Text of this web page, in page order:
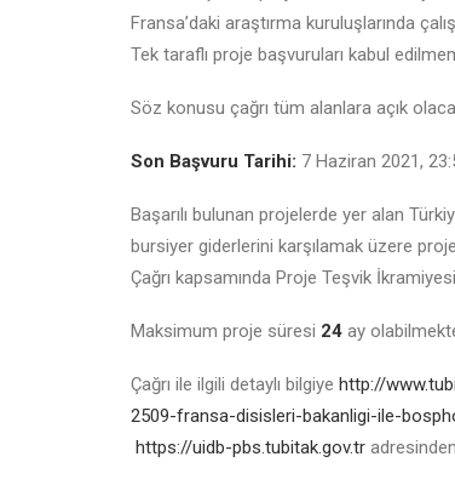
Fransa’daki araştırma kuruluşlarında
Tek taraflı proje başvuruları kabul
Söz konusu çağrı tüm alanlara açık
Son Başvuru Tarihi: 7 Haziran 2021,
Başarılı bulunan projelerde yer alan
bursiyer giderlerini karşılamak üzere
Çağrı kapsamında Proje Teşvik
Maksimum proje süresi 24 ay
Çağrı ile ilgili detaylı bilgiye http://
2509-fransa-disisleri-bakanligi-ile-
https://uidb-pbs.tubitak.gov.tr